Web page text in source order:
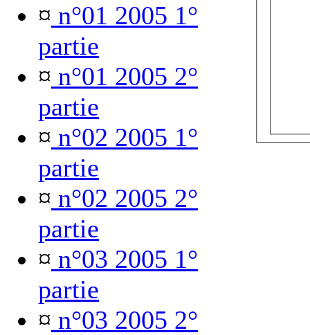
¤ n°01 2005 1°
partie
¤ n°01 2005 2°
partie
¤ n°02 2005 1°
partie
¤ n°02 2005 2°
partie
¤ n°03 2005 1°
partie
¤ n°03 2005 2°